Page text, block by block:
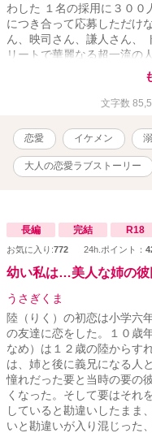
わした １名の採用に３００
につき合って応募しただけ
ん、映司さん、謙人さん、
リートで華麗なる超一流の
～～ イケメンエリート軍
たい… 「俺がお前に極上
の無視すればいいんだよ」
文字数
恋愛 イケメン
大人の恋愛ラブストーリー
長編 完結 R18
お気に入り:772 24h.ポイント：
幼い私は…美人な姉の彼
うさぎくま
陸（りく）の初恋は小学六
の友達に恋をした。１０歳
なめ）は１２歳の陸からす
は、姉と後に義兄になる人
憧れだった要と当時の要の
くなった。そして要はそれ
していると勘違いしたまま
いと勘違いが入り混じった